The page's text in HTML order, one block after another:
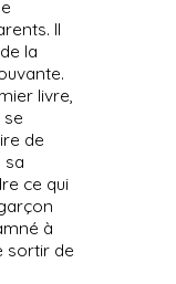
Il
la
livre,
de
sa
ce qui
à
sortir de